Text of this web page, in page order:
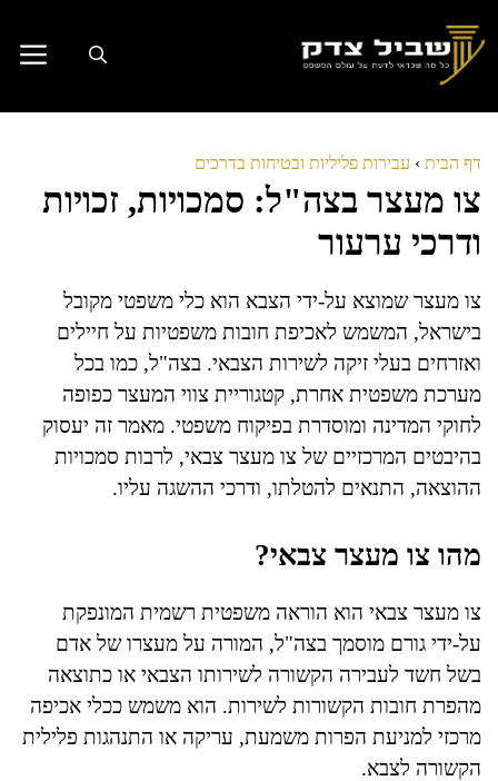
לתוכן
דף הבית › עבירות פליליות ובטיחות בדרכים
צו מעצר בצה"ל: סמכויות, זכויות
ודרכי ערעור
צו מעצר שמוצא על-ידי הצבא הוא כלי משפטי מקובל
בישראל, המשמש לאכיפת חובות משפטיות על חיילים
ואזרחים בעלי זיקה לשירות הצבאי. בצה"ל, כמו בכל
מערכת משפטית אחרת, קטגוריית צווי המעצר כפופה
לחוקי המדינה ומוסדרת בפיקוח משפטי. מאמר זה יעסוק
בהיבטים המרכזיים של צו מעצר צבאי, לרבות סמכויות
ההוצאה, התנאים להטלתו, ודרכי ההשגה עליו.
מהו צו מעצר צבאי?
צו מעצר צבאי הוא הוראה משפטית רשמית המונפקת
על-ידי גורם מוסמך בצה"ל, המורה על מעצרו של אדם
בשל חשד לעבירה הקשורה לשירותו הצבאי או כתוצאה
מהפרת חובות הקשורות לשירות. הוא משמש ככלי אכיפה
מרכזי למניעת הפרות משמעת, עריקה או התנהגות פלילית
הקשורה לצבא.